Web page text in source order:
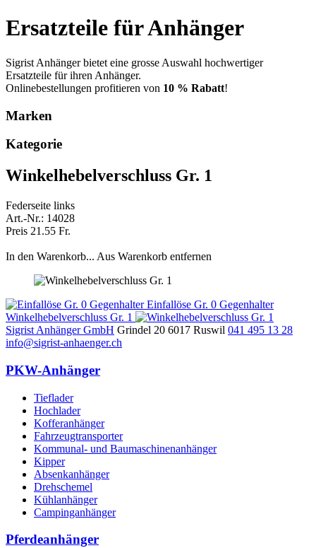
Ersatzteile für Anhänger
Sigrist Anhänger bietet eine grosse Auswahl hochwertiger
Ersatzteile für ihren Anhänger.
Onlinebestellungen profitieren von 10 % Rabatt!
Marken
Kategorie
Winkelhebelverschluss Gr. 1
Federseite links
Art.-Nr.: 14028
Preis 21.55 Fr.
In den Warenkorb... Aus Warenkorb entfernen
Einfallöse Gr. 0 Gegenhalter
Winkelhebelverschluss Gr. 1
Sigrist Anhänger GmbH Grindel 20 6017 Ruswil 041 495 13 28
info@sigrist-anhaenger.ch
PKW-Anhänger
Tieflader
Hochlader
Kofferanhänger
Fahrzeugtransporter
Kommunal- und Baumaschinenanhänger
Kipper
Absenkanhänger
Drehschemel
Kühlanhänger
Campinganhänger
Pferdeanhänger